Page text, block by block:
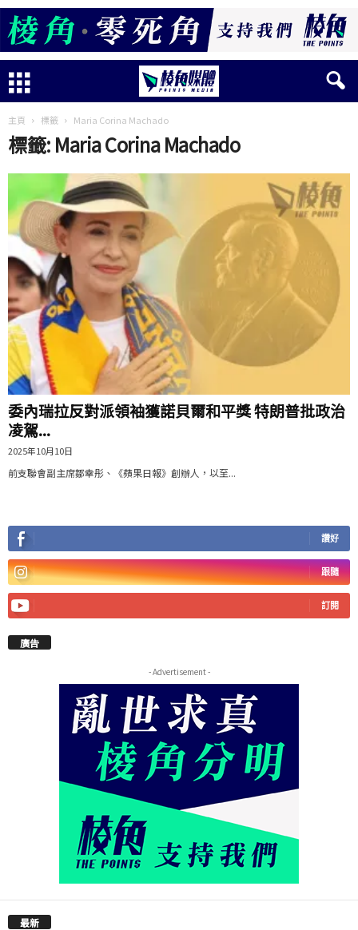
主頁 標籤 Maria Corina Machado
標籤: Maria Corina Machado
委內瑞拉反對派領袖獲諾貝爾和平獎 特朗普批政治
凌駕...
2025年10月10日
前支聯會副主席鄒幸彤、《蘋果日報》創辦人，以至...
讚好
跟隨
訂閱
廣告
- Advertisement -
最新